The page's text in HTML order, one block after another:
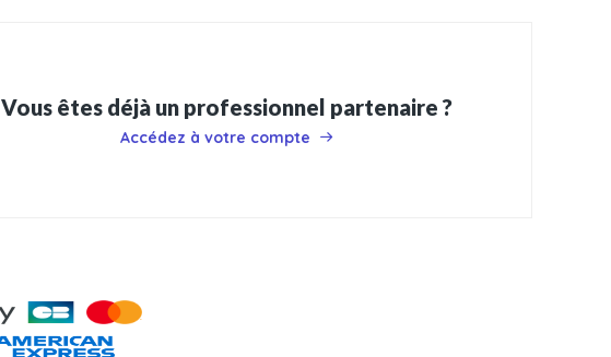
Vous êtes déjà un professionnel partenaire ?
Accédez à votre compte